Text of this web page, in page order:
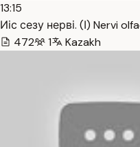
13:15
Иіс сезу нерві. (І) Nervi
472
1 Kazakh